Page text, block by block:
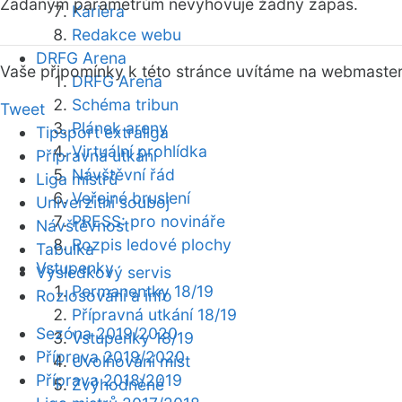
Kariéra
Redakce webu
DRFG Arena
DRFG Arena
Schéma tribun
Plánek areny
Virtuální prohlídka
Návštěvní řád
Veřejné bruslení
PRESS: pro novináře
Rozpis ledové plochy
Vstupenky
Permanentky 18/19
Přípravná utkání 18/19
Vstupenky 18/19
Uvolňování míst
Zvýhodněné
Zadaným parametrům nevyhovuje žádný zápas.
Vaše připomínky k této stránce uvítáme na webmaster
Tweet
Tipsport extraliga
Přípravná utkání
Liga mistrů
Univerzitní souboj
Návštěvnost
Tabulka
Výsledkový servis
Rozlosování a info
Sezóna 2019/2020
Příprava 2019/2020
Příprava 2018/2019